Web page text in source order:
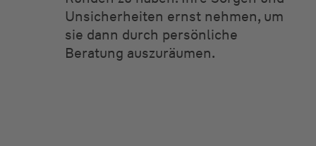
Unsicherheiten ernst nehmen, um
sie dann durch persönliche
Beratung auszuräumen.